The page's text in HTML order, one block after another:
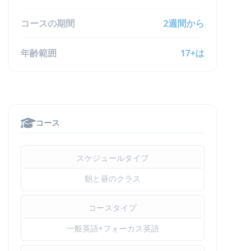
コースの期間 2週間から
年齢範囲 17+は
コース
スケジュールタイプ
朝と昼のクラス
コースタイプ
一般英語+フォーカス英語